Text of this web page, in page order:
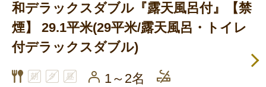
和デラックスダブル『露天風呂付』【禁
煙】 29.1平米(29平米/露天風呂・トイレ
付デラックスダブル)
1～2名